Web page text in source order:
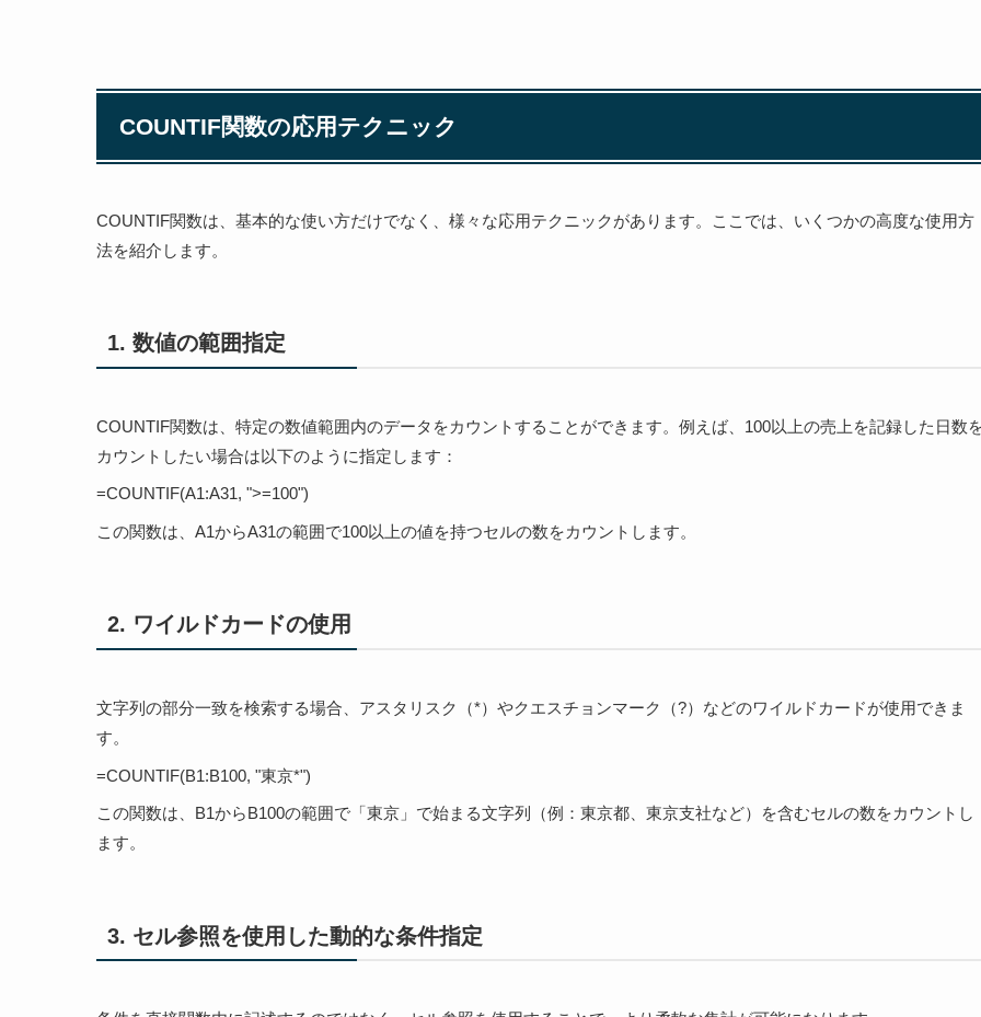
COUNTIF関数の応用テクニック
COUNTIF関数は、基本的な使い方だけでなく、様々な応用テクニックがあります。ここでは、いくつかの高度な使用方
法を紹介します。
1. 数値の範囲指定
COUNTIF関数は、特定の数値範囲内のデータをカウントすることができます。例えば、100以上の売上を記録した日数
カウントしたい場合は以下のように指定します：
=COUNTIF(A1:A31, ">=100")
この関数は、A1からA31の範囲で100以上の値を持つセルの数をカウントします。
2. ワイルドカードの使用
文字列の部分一致を検索する場合、アスタリスク（*）やクエスチョンマーク（?）などのワイルドカードが使用できま
す。
=COUNTIF(B1:B100, "東京*")
この関数は、B1からB100の範囲で「東京」で始まる文字列（例：東京都、東京支社など）を含むセルの数をカウントし
ます。
3. セル参照を使用した動的な条件指定